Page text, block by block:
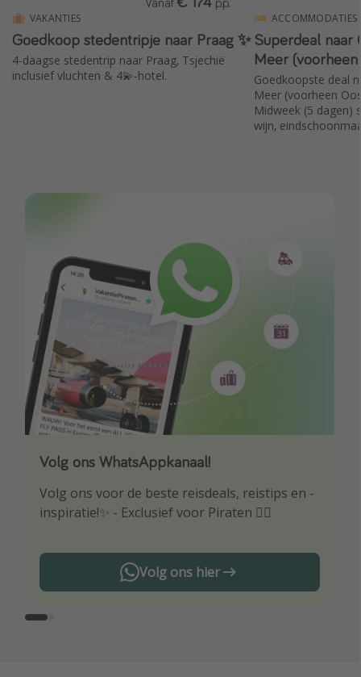
VAKANTIES
Goedkoop stedentripje naar Praag ✨
4-daagse stedentrip naar Praag, Tsjechië
inclusief vluchten & 4💫-hotel.
ACCOMMODATIES
Superdeal naar
Meer
Goedkoopste deal
Meer (voorheen
Midweek (5 dagen)
wijn,
Volg ons WhatsAppkanaal!
Volg ons voor de beste reisdeals, reistips en -
inspiratie!✨ - Exclusief voor Piraten 🏴‍☠️
Volg ons hier
Download onze app
Wees als eerste op de hoogte van de beste
reisaanbiedingen